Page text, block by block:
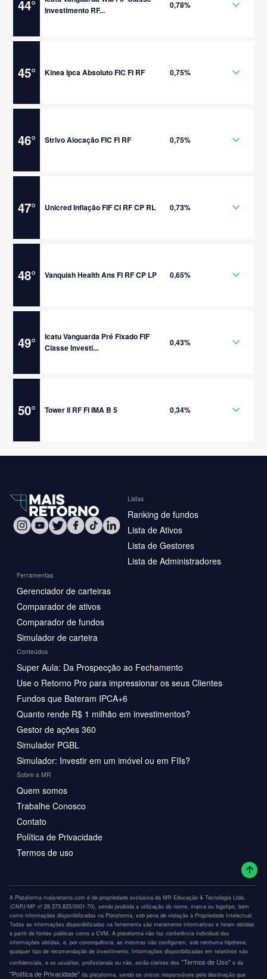
44°
Investimento RF...
0,78%
45° Kinea Ipca Absoluto FIC FI RF 0,75%
46° Strivo Alocação FIC FI RF 0,75%
47° Unicred Inflação FIF CI RF CP RL 0,73%
48° Vanquish Health Ans FI RF CP LP 0,65%
49°
Icatu Vanguarda Pré Fixado FIF
Classe Investi...
0,43%
50° Tower II RF FI IMA B 5 0,34%
Listas
Ranking de fundos
Lista de Ativos
Lista de Gestores
Lista de Administradores
Ferramentas
Gerenciador de carteiras
Comparador de ativos
Comparador de fundos
Simulador de carteira
Conteúdos
Super Aula: Da Prospecção ao Fechamento
Use o Retorno Pro para impressionar os seus Clientes
Fundos que Bateram IPCA+6
Quanto rende R$ 1 milhão em investimentos?
Gestor de ações 360
Simulador PGBL
Simulador: Investir em um imóvel ou em FIIs?
Sobre a MR
Quem somos
Trabalhe Conosco
Contato
Política de Privacidade
Termos de uso
A Plataforma maisretorno.com é de propriedade exclusiva da MR Educação & Tecnologia Ltda.
(CNPJ/MF nº 28.373.825/0001-70), sendo proibida a utilização do nome, marca ou logotipo, bem
como informações disponibilizadas na Plataforma, sob pena de violação à Propriedade Intelectual.
Todas as informações disponibilizadas na ferramenta são meramente informativas e foram obtidas
a partir de fontes públicas como a CVM. A plataforma não faz conferência individual das
informações obtidas, e, por consequência, as mesmas não configuram, sob nenhuma hipótese,
qualquer tipo de recomendação de investimento. Informações disponibilizadas em relatórios são
confidenciais, e os usuários, profissionais ou não, estão cientes dos "Termos de Uso" e da
"Política de Privacidade" da plataforma, sendo os únicos responsáveis pela destinação que